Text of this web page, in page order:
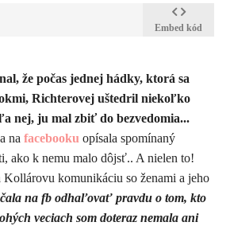
Embed kód
že počas jednej hádky, ktorá sa
Richterovej uštedril niekoľko
nej, ju mal zbiť do bezvedomia...
na facebooku opísala spomínaný
ako k nemu malo dôjsť.. A nielen to!
komunikáciu so ženami a jeho
na fb odhaľovať pravdu o tom, kto
veciach som doteraz nemala ani